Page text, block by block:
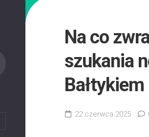
Na co
szukania
Bałtykiem
22 czerwca 2025